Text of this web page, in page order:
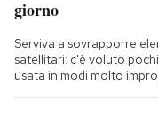
giorno
Serviva a sovrapporre
satellitari: c'è voluto
usata in modi molto